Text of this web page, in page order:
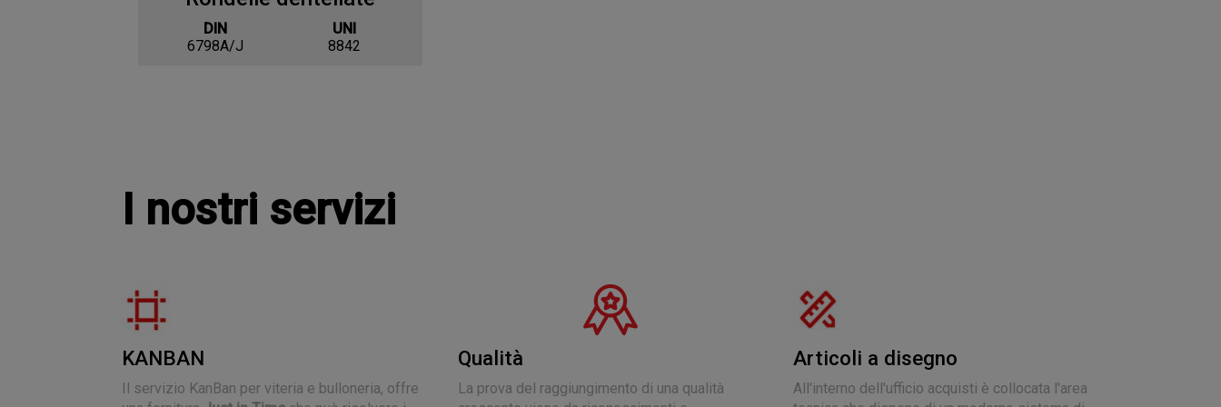
DIN
6798A/J
UNI
8842
I nostri servizi
KANBAN
Il servizio KanBan per viteria e bulloneria, offre
Qualità
La prova del raggiungimento di una qualità
Articoli a disegno
All'interno dell'ufficio acquisti è collocata l'area